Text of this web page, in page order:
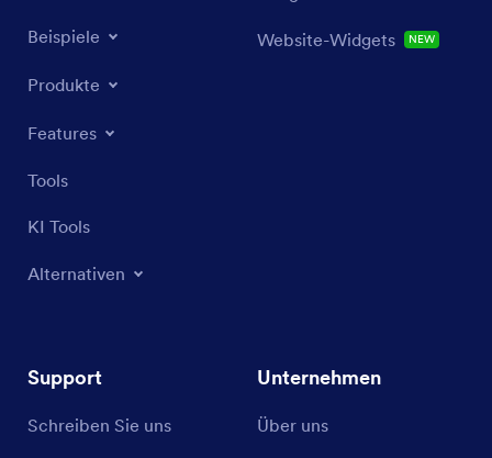
Beispiele
Produkte
Features
Tools
KI Tools
Alternativen
Website-Widgets NEW
Support
Schreiben Sie uns
Unternehmen
Über uns